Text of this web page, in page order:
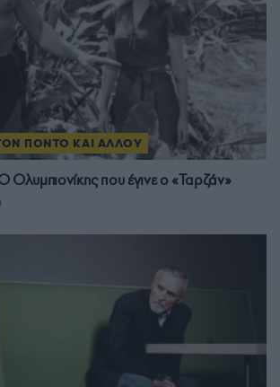
ΠΟΝΤΟ ΚΑΙ ΑΛΛΟΥ
Ολυμπιονίκης που έγινε ο «Ταρζάν»